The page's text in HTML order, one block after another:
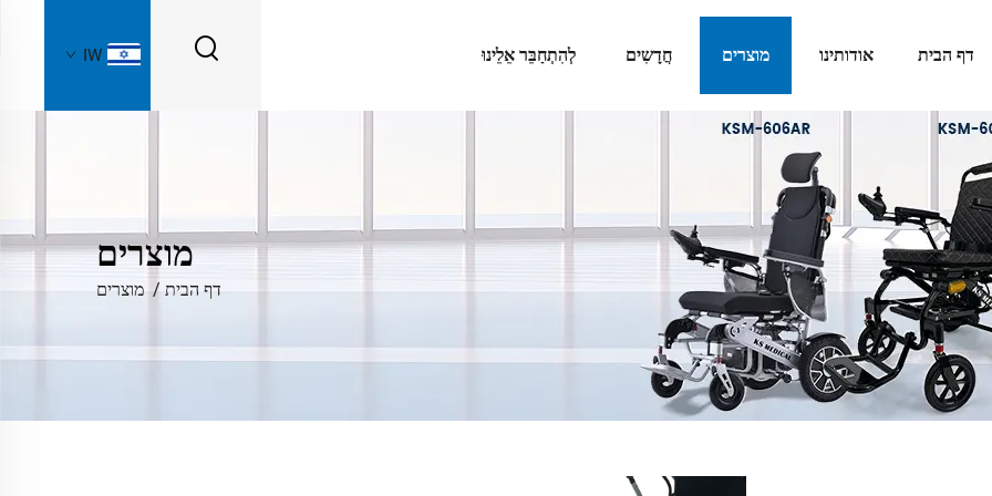
דף הבית אודותינו מוצרים חֲדָשִים לְהִתְחַבֵּר אֵלֵינוּ IW
מוצרים
דף הבית / מוצרים